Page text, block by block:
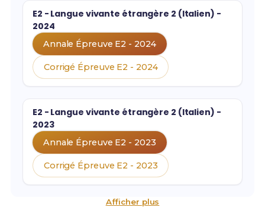
E2 - Langue vivante étrangère 2 (Italien) -
2024
Annale Épreuve E2 - 2024
Corrigé Épreuve E2 - 2024
E2 - Langue vivante étrangère 2 (Italien) -
2023
Annale Épreuve E2 - 2023
Corrigé Épreuve E2 - 2023
Afficher plus